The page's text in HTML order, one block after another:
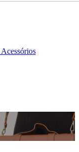
Acessórios